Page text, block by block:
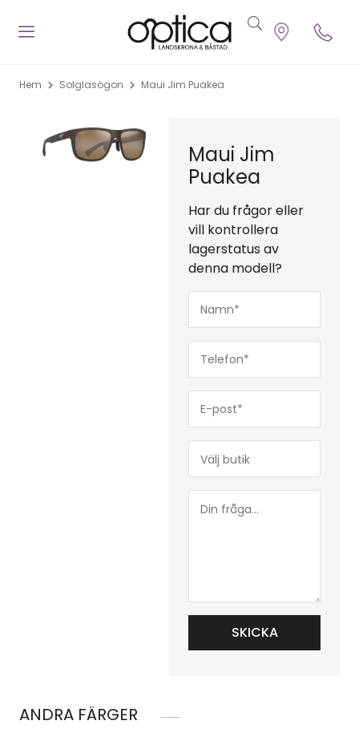
Hem Solglasögon Maui Jim Puakea
Maui Jim
Puakea
Har du frågor eller
vill kontrollera
lagerstatus av
denna modell?
post*
(Obligatoriskt)
(Obligatoriskt)
fråga...
ANDRA FÄRGER